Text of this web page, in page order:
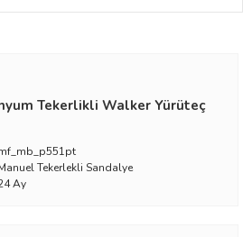
Tekerlikli Walker Yürüteç
Tekerlekli Sandalye
Ay